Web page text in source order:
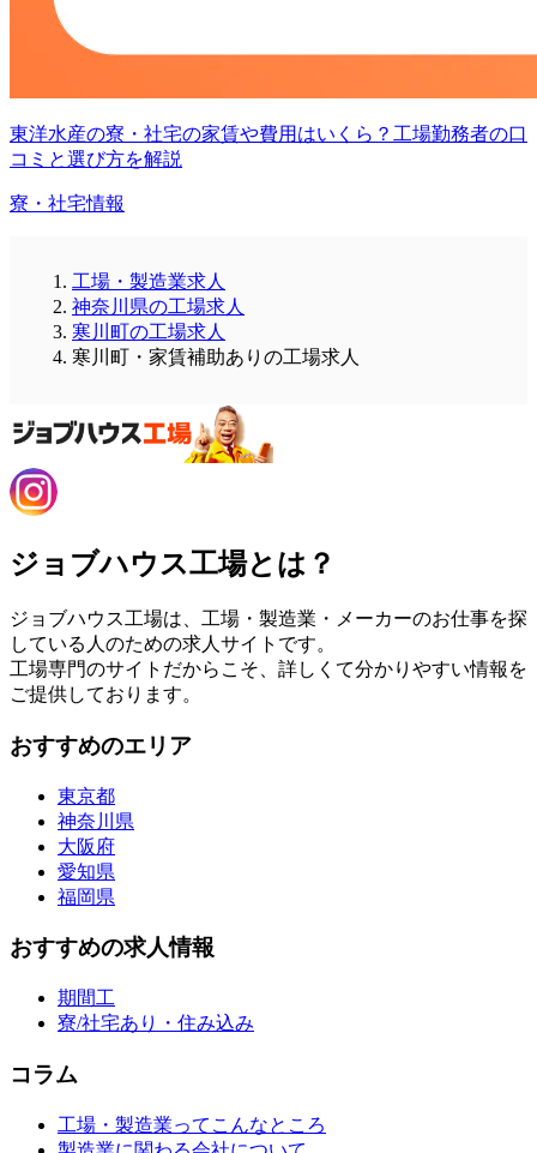
東洋水産の寮・社宅の家賃や費用はいくら？工場勤務者の口
コミと選び方を解説
寮・社宅情報
工場・製造業求人
神奈川県の工場求人
寒川町の工場求人
寒川町・家賃補助ありの工場求人
ジョブハウス工場とは？
ジョブハウス工場は、工場・製造業・メーカーのお仕事を探
している人のための求人サイトです。
工場専門のサイトだからこそ、詳しくて分かりやすい情報を
ご提供しております。
おすすめのエリア
東京都
神奈川県
大阪府
愛知県
福岡県
おすすめの求人情報
期間工
寮/社宅あり・住み込み
コラム
工場・製造業ってこんなところ